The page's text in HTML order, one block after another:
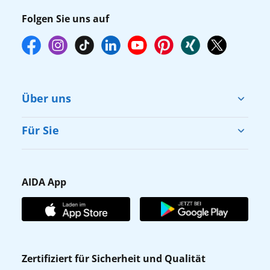
Folgen Sie uns auf
Über uns
Cruise & Help
Karriere
Affiliateprogramm
Verhaltens- & Ethikkodex
Für Sie
Gästefragebogen
AIDA Club
AIDA App
Zertifiziert für Sicherheit und Qualität